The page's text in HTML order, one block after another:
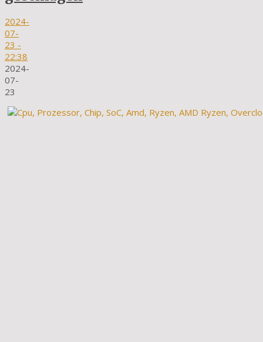
2024-
07-
23 -
22:38
2024-
07-
23